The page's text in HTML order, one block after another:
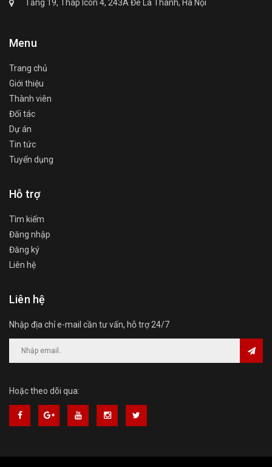
Tầng 19, Tháp Icon 4, 243A Đê La Thành, Hà Nội
Menu
Trang chủ
Giới thiệu
Thành viên
Đối tác
Dự án
Tin tức
Tuyển dụng
Hỗ trợ
Tìm kiếm
Đăng nhập
Đăng ký
Liên hệ
Liên hệ
Nhập địa chỉ e-mail cần tư vấn, hỗ trợ 24/7
Hoặc theo dõi qua: